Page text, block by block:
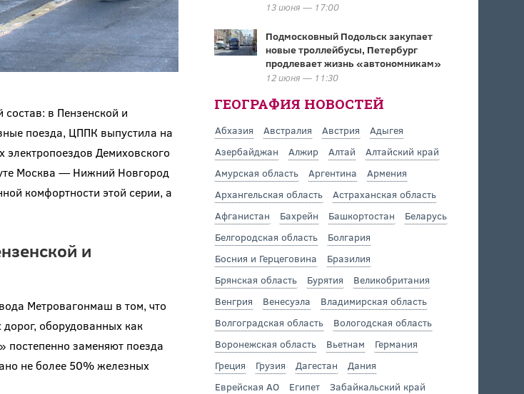
в Пензенской и
поезда, ЦППК выпустила на
Демиховского
Москва — Нижний Новгород
комфортности этой серии, а
и
Метровагонмаш в том, что
оборудованных как
заменяют поезда
не более 50% железных
13 июня — 17:00
Подмосковный Подольск закупает
новые троллейбусы, Петербург
продлевает жизнь «автономникам»
12 июня — 11:30
ГЕОГРАФИЯ НОВОСТЕЙ
Абхазия Австралия Австрия
Адыгея
Азербайджан
Алжир Алтай
Алтайский край
Амурская область
Аргентина
Армения
Архангельская область
Астраханская область
Афганистан
Бахрейн Башкортостан
Беларусь
Белгородская область
Болгария
Босния и Герцеговина
Бразилия
Брянская область
Бурятия
Великобритания
Венгрия
Венесуэла
Владимирская область
Волгоградская область
Вологодская область
Воронежская область
Вьетнам
Германия
Греция
Грузия Дагестан
Дания
Еврейская АО
Египет
Забайкальский край